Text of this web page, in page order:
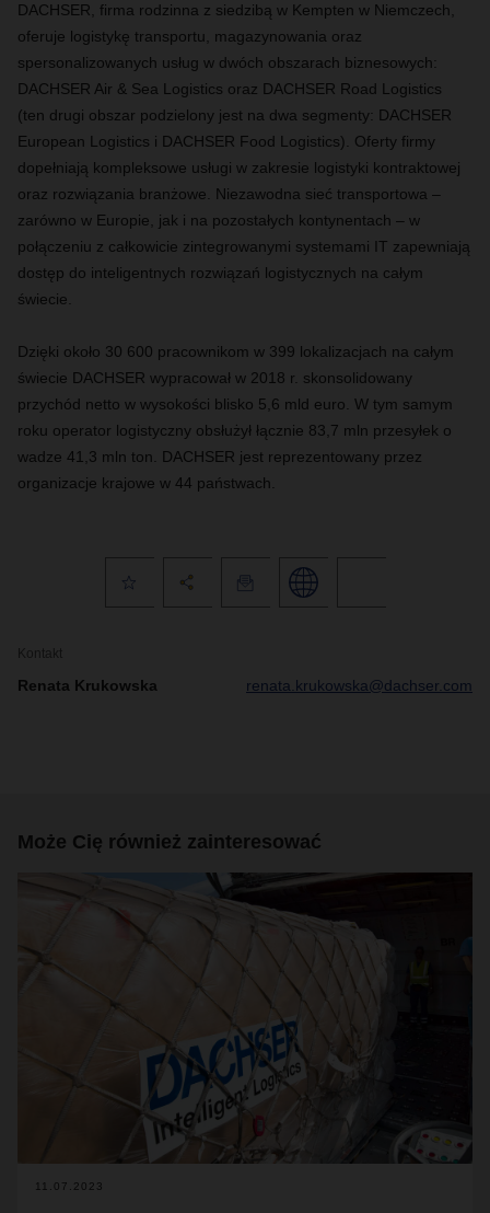
DACHSER , firma rodzinna z siedzibą w Kempten w Niemczech,
oferuje logistykę transportu, magazynowania oraz
spersonalizowanych usług w dwóch obszarach biznesowych:
DACHSER Air & Sea Logistics oraz DACHSER Road Logistics
(ten drugi obszar podzielony jest na dwa segmenty: DACHSER
European Logistics i DACHSER Food Logistics). Oferty firmy
dopełniają kompleksowe usługi w zakresie logistyki kontraktowej
oraz rozwiązania branżowe. Niezawodna sieć transportowa –
zarówno w Europie, jak i na pozostałych kontynentach – w
połączeniu z całkowicie zintegrowanymi systemami IT zapewniają
dostęp do inteligentnych rozwiązań logistycznych na całym
świecie.
Dzięki około 30 600 pracownikom w 399 lokalizacjach na całym
świecie DACHSER wypracował w 2018 r. skonsolidowany
przychód netto w wysokości blisko 5,6 mld euro. W tym samym
roku operator logistyczny obsłużył łącznie 83,7 mln przesyłek o
wadze 41,3 mln ton. DACHSER jest reprezentowany przez
organizacje krajowe w 44 państwach.
Kontakt
Renata Krukowska renata.krukowska@dachser.com
Może Cię również zainteresować
11.07.2023